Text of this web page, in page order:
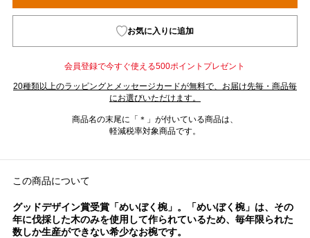
お気に入りに追加
会員登録で今すぐ使える500ポイントプレゼント
20種類以上のラッピングとメッセージカードが無料で、お届け先毎・商品毎
にお選びいただけます。
商品名の末尾に「＊」が付いている商品は、
軽減税率対象商品です。
この商品について
グッドデザイン賞受賞「めいぼく椀」。「めいぼく椀」は、その
年に伐採した木のみを使用して作られているため、毎年限られた
数しか生産ができない希少なお椀です。